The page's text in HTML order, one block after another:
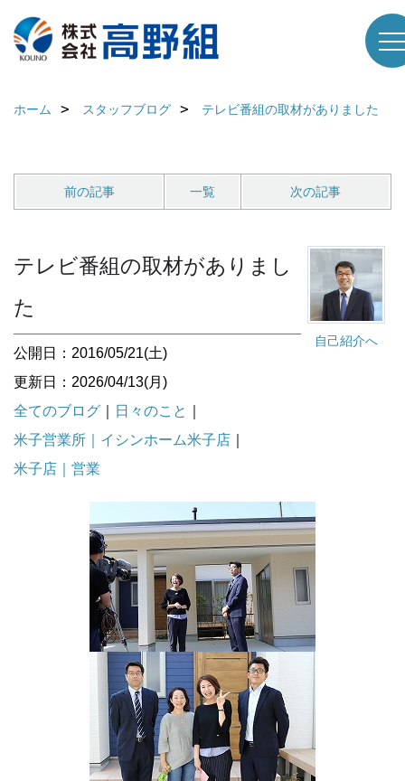
ホーム スタッフブログ テレビ番組の取材がありました
前の記事 一覧 次の記事
自己紹介へ
テレビ番組の取材がありまし
た
公開日：2016/05/21(土)
更新日：2026/04/13(月)
全てのブログ
日々のこと
米子営業所｜イシンホーム米子店
米子店｜営業